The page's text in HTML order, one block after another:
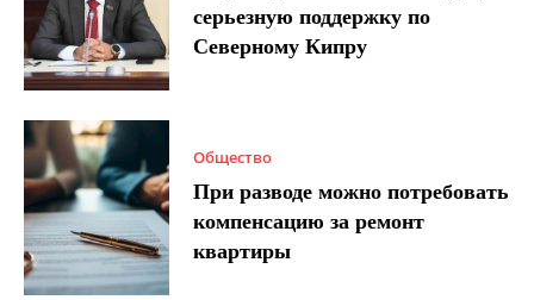
серьезную поддержку по
Северному Кипру
Общество
При разводе можно потребовать
компенсацию за ремонт
квартиры